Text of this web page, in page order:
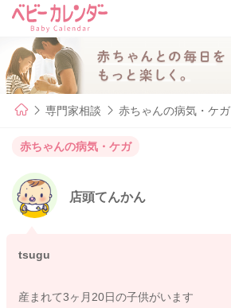
専門家相談 赤ちゃんの病気・ケガ
赤ちゃんの病気・ケガ
店頭てんかん
tsugu
産まれて3ヶ月20日の子供がいます